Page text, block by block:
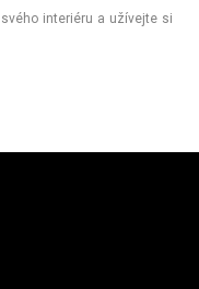
interiéru a užívejte si